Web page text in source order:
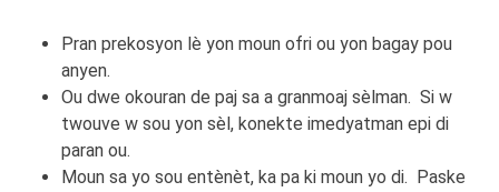
Pran prekosyon lè yon moun ofri ou yon bagay pou
anyen.
Ou dwe okouran de paj sa a granmoaj sèlman. Si w
twouve w sou yon sèl, konekte imedyatman epi di
paran ou.
Moun sa yo sou entènèt, ka pa ki moun yo di. Paske